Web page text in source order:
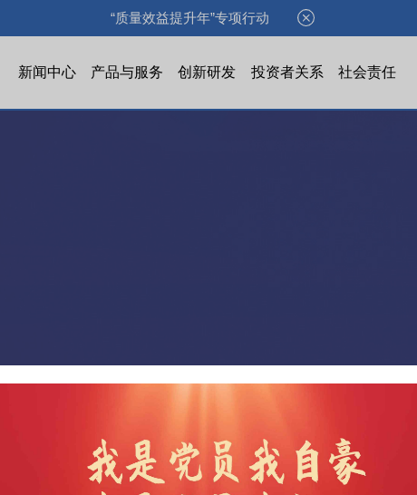
“质量效益提升年”专项行动
新闻中心 产品与服务 创新研发 投资者关系 社会责任